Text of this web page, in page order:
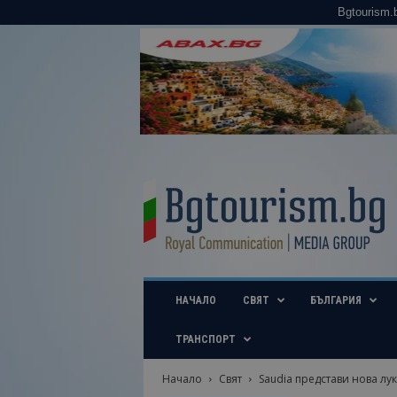
u
i
b
НАЧАЛО СВЯТ БЪЛГАРИЯ
ТРАНСПОРТ
Начало Свят
Saudia представи нова